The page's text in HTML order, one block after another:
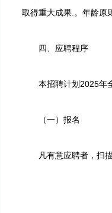
取得重大成果.。年龄原
四、应聘程序
本招聘计划2025年全
（一）报名
凡有意应聘者，扫描“